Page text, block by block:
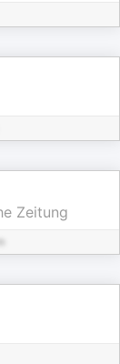
Zeitung